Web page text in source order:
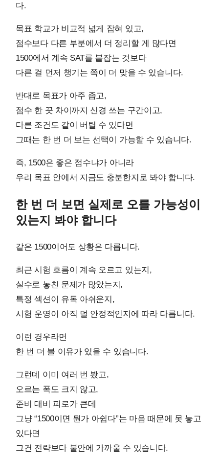
다.
목표 학교가 비교적 넓게 잡혀 있고,
점수보다 다른 부분에서 더 정리할 게 많다면
1500에서 계속 SAT를 붙잡는 것보다
다른 걸 먼저 챙기는 쪽이 더 맞을 수 있습니다.
반대로 목표가 아주 좁고,
점수 한 끗 차이까지 신경 쓰는 구간이고,
다른 조건도 같이 버틸 수 있다면
그때는 한 번 더 보는 선택이 가능할 수 있습니다.
즉, 1500은 좋은 점수냐가 아니라
우리 목표 안에서 지금도 충분한지로 봐야 합니다.
한 번 더 보면 실제로 오를 가능성이
있는지 봐야 합니다
같은 1500이어도 상황은 다릅니다.
최근 시험 흐름이 계속 오르고 있는지,
실수로 놓친 문제가 많았는지,
특정 섹션이 유독 아쉬운지,
시험 운영이 아직 덜 안정적인지에 따라 다릅니다.
이런 경우라면
한 번 더 볼 이유가 있을 수 있습니다.
그런데 이미 여러 번 봤고,
오르는 폭도 크지 않고,
준비 대비 피로가 큰데
그냥 “1500이면 뭔가 아쉽다”는 마음 때문에 못 놓고
있다면
그건 전략보다 불안에 가까울 수 있습니다.